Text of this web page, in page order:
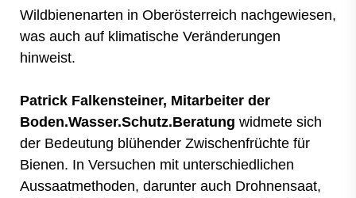
Wildbienenarten in Oberösterreich nachgewiesen,
was auch auf klimatische Veränderungen
hinweist.
Patrick Falkensteiner, Mitarbeiter der
Boden.Wasser.Schutz.Beratung widmete sich
der Bedeutung blühender Zwischenfrüchte für
Bienen. In Versuchen mit unterschiedlichen
Aussaatmethoden, darunter auch Drohnensaat,